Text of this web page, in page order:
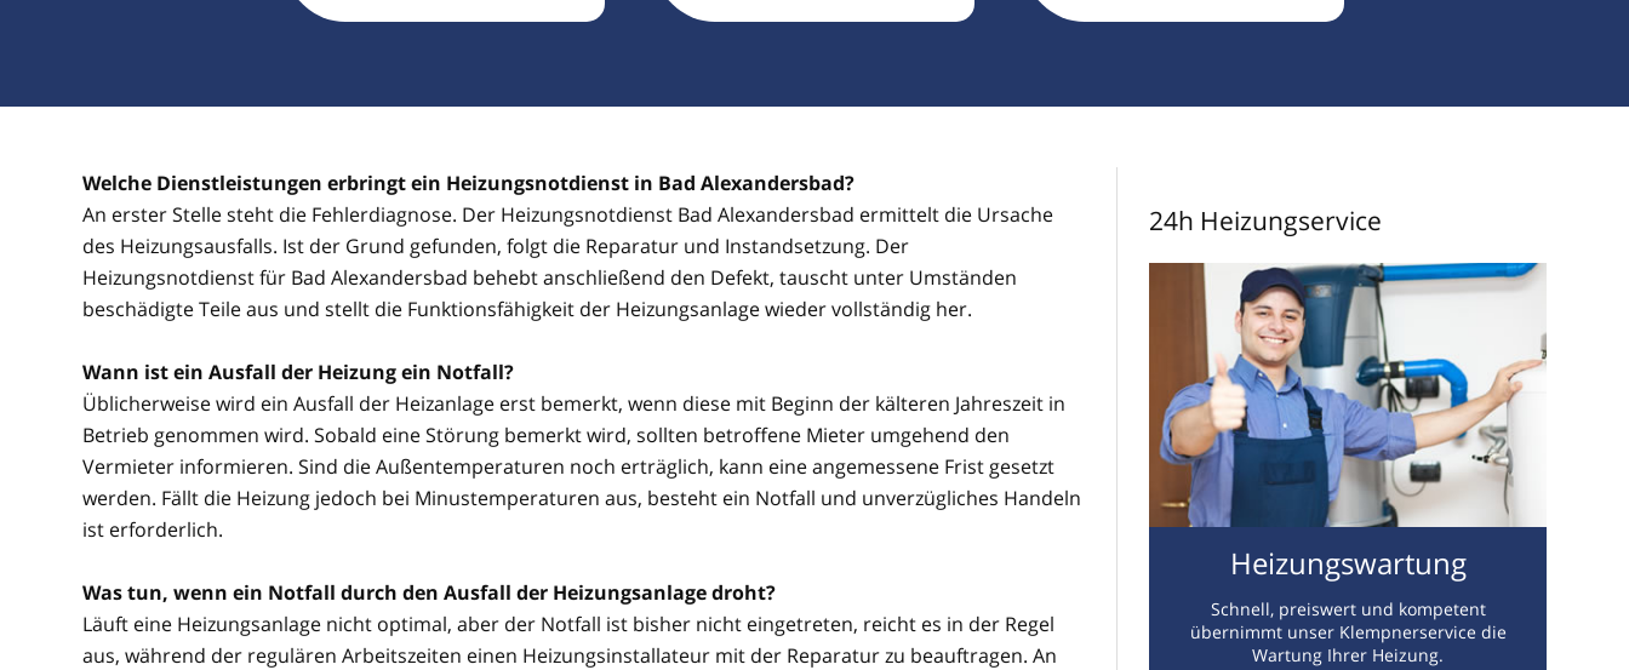
Welche Dienstleistungen erbringt ein Heizungsnotdienst in Bad Alexandersbad?
An erster Stelle steht die Fehlerdiagnose. Der Heizungsnotdienst Bad Alexandersbad ermittelt die Ursache
des Heizungsausfalls. Ist der Grund gefunden, folgt die Reparatur und Instandsetzung. Der
Heizungsnotdienst für Bad Alexandersbad behebt anschließend den Defekt, tauscht unter Umständen
beschädigte Teile aus und stellt die Funktionsfähigkeit der Heizungsanlage wieder vollständig her.
Wann ist ein Ausfall der Heizung ein Notfall?
Üblicherweise wird ein Ausfall der Heizanlage erst bemerkt, wenn diese mit Beginn der kälteren Jahreszeit in
Betrieb genommen wird. Sobald eine Störung bemerkt wird, sollten betroffene Mieter umgehend den
Vermieter informieren. Sind die Außentemperaturen noch erträglich, kann eine angemessene Frist gesetzt
werden. Fällt die Heizung jedoch bei Minustemperaturen aus, besteht ein Notfall und unverzügliches Handeln
ist erforderlich.
Was tun, wenn ein Notfall durch den Ausfall der Heizungsanlage droht?
Läuft eine Heizungsanlage nicht optimal, aber der Notfall ist bisher nicht eingetreten, reicht es in der Regel
aus, während der regulären Arbeitszeiten einen Heizungsinstallateur mit der Reparatur zu beauftragen. An
24h Heizungservice
Heizungswartung
Schnell, preiswert und kompetent
übernimmt unser Klempnerservice die
Wartung Ihrer Heizung.